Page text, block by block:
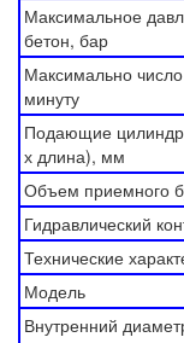
Максимальное
бетон, бар
Максимально
минуту
Подающие
х длина), мм
Объем приемного
Гидравлический
Технические
Модель
Внутренний